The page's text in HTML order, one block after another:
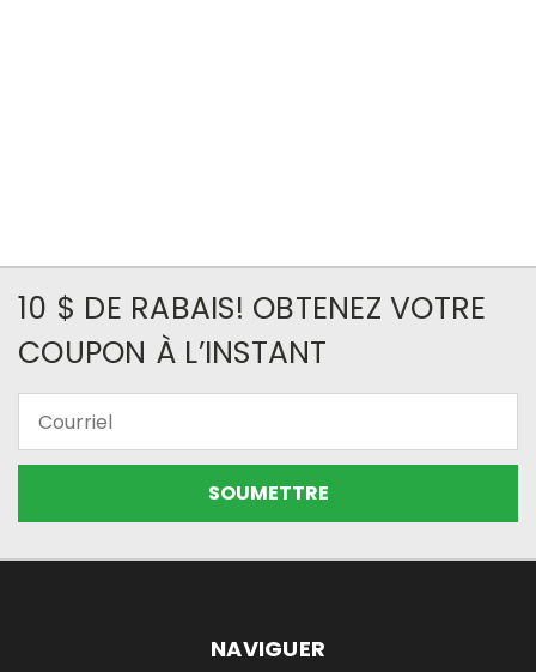
10 $ DE RABAIS! OBTENEZ VOTRE
COUPON À L’INSTANT
NAVIGUER